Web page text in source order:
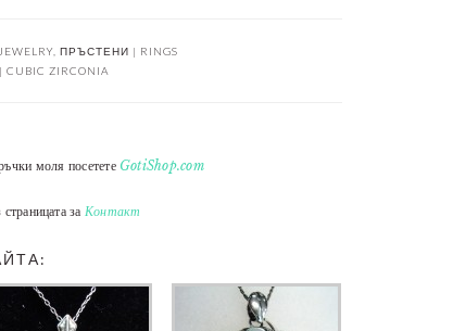
ПРЪСТЕНИ | RINGS
ZIRCONIA
моля посетете GotiShop.com
за Контакт